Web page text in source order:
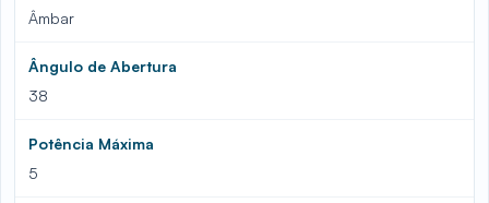
Âmbar
Ângulo de Abertura
38
Potência Máxima
5